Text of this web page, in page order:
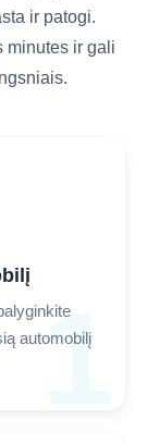
ir patogi.
minutes ir gali
1
automobilį